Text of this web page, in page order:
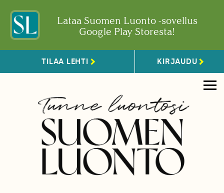
Lataa Suomen Luonto -sovellus
Google Play Storesta!
TILAA LEHTI KIRJAUDU